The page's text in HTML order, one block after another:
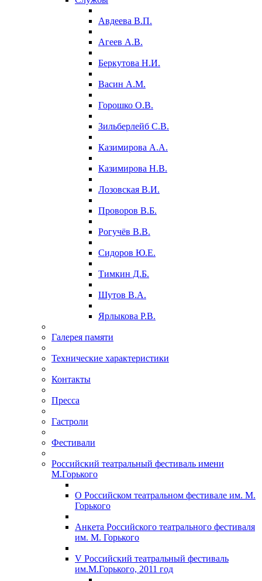
Авдеева В.П.
Агеев А.В.
Беркутова Н.И.
Васин А.М.
Горошко О.В.
Зильберлейб С.В.
Казимирова А.А.
Казимирова Н.В.
Лозовская В.И.
Проворов В.Б.
Рогучёв В.В.
Сидоров Ю.Е.
Тимкин Д.Б.
Шутов В.А.
Ярлыкова Р.В.
Галерея памяти
Технические характеристики
Контакты
Пресса
Гастроли
Фестивали
Российский театральный фестиваль имени
М.Горького
О Российском театральном фестивале им. М.
Горького
Анкета Российского театрального фестиваля
им. М. Горького
V Российский театральный фестиваль
им.М.Горького, 2011 год